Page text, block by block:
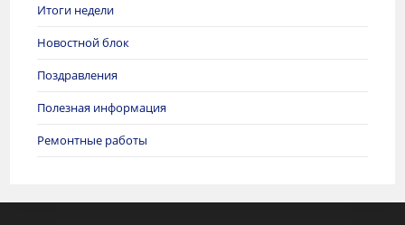
Итоги недели
Новостной блок
Поздравления
Полезная информация
Ремонтные работы